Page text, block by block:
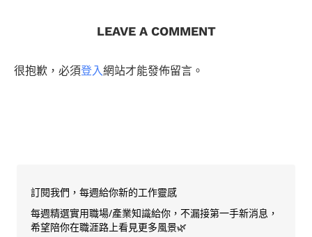
LEAVE A COMMENT
很抱歉，必須登入網站才能發佈留言。
訂閱我們，每週給你新的工作靈感
每週精選實用職場/產業知識給你，不漏接第一手新消息，
希望陪你在職涯路上看見更多風景🌿